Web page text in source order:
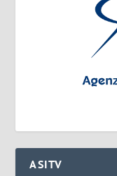
ASITV